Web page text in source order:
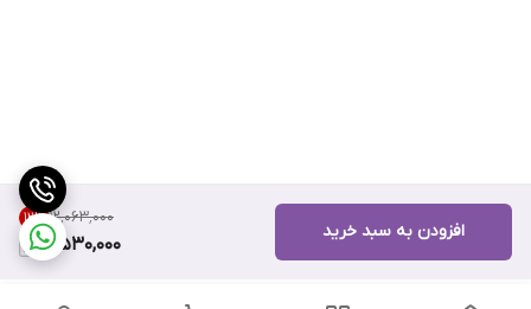
۱۲٬۰۶۳٬۰۰۰ 12%
10,530,000
افزودن به سبد خرید